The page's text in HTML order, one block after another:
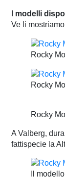
modelli
Ve li
Rocky
Rocky
Rocky
A Valberg,
fattispecie la
Il